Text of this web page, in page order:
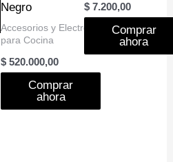
Negro
Accesorios y Electro
para Cocina
$ 520.000,00
Comprar
ahora
$7.200,00
Comprar
ahora